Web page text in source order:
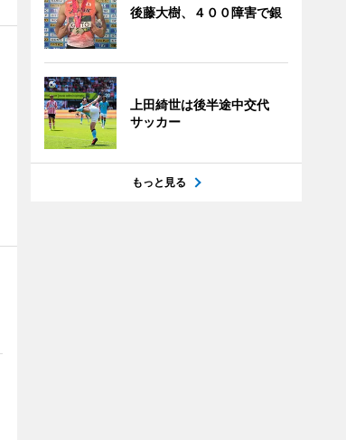
後藤大樹、４００障害で銀
上田綺世は後半途中交代
サッカー
もっと見る